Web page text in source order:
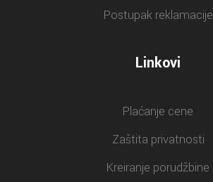
Postupak reklamacije
Linkovi
Plaćanje cene
Zaštita privatnosti
Kreiranje porudžbine